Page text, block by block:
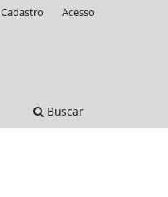
Buscar
Cadastro Acesso